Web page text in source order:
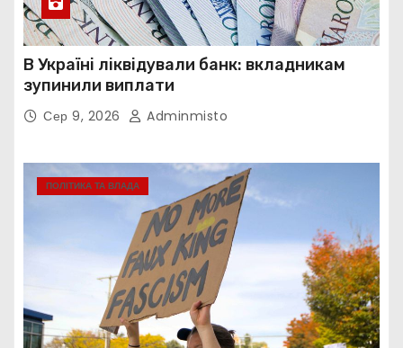
В Україні ліквідували банк: вкладникам
зупинили виплати
Сер 9, 2026 Adminmisto
ПОЛІТИКА ТА ВЛАДА